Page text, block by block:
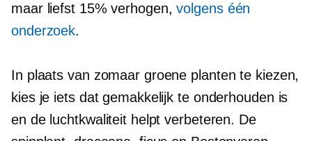
maar liefst 15% verhogen,volgens één
onderzoek.
In plaats van zomaar groene planten te kiezen,
kies je iets dat gemakkelijk te onderhouden is
en de luchtkwaliteit helpt verbeteren. De